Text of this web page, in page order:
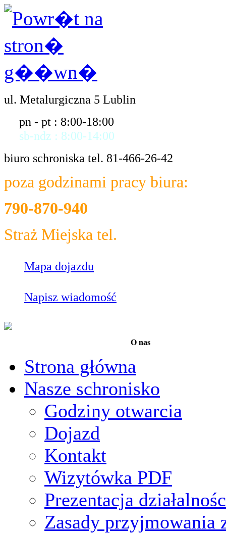
ul. Metalurgiczna 5 Lublin
pn - pt : 8:00-18:00
sb-ndz : 8:00-14:00
biuro schroniska tel. 81-466-26-42
poza godzinami pracy biura:
790-870-940
Straż Miejska tel.
Mapa dojazdu
Napisz wiadomość
O nas
Strona główna
Nasze schronisko
Godziny otwarcia
Dojazd
Kontakt
Wizytówka PDF
Prezentacja
Zasady przyjmowania